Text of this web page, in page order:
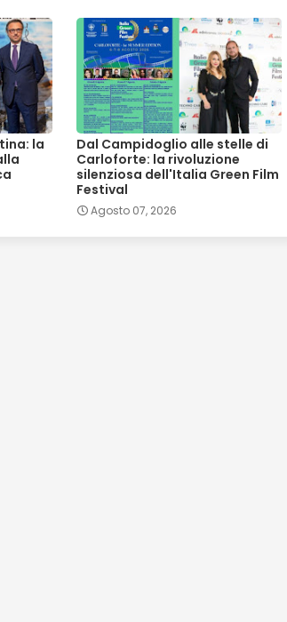
la
Dal Campidoglio alle stelle di
Carloforte: la rivoluzione
silenziosa dell'Italia Green Film
Festival
Agosto 07, 2026